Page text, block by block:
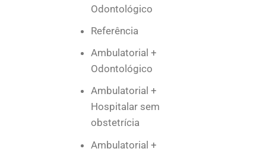
Odontológico
Referência
Ambulatorial +
Odontológico
Ambulatorial +
Hospitalar sem
obstetrícia
Ambulatorial +